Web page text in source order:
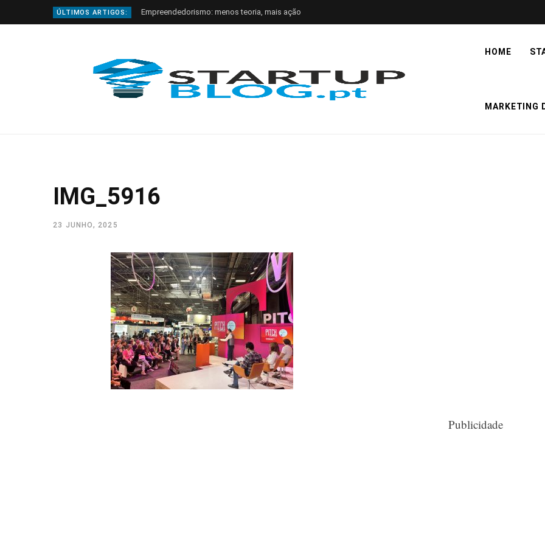
ÚLTIMOS ARTIGOS: Empreendedorismo: menos teoria, mais ação
HOME
MARKETING
IMG_5916
23 JUNHO, 2025
Publicidade